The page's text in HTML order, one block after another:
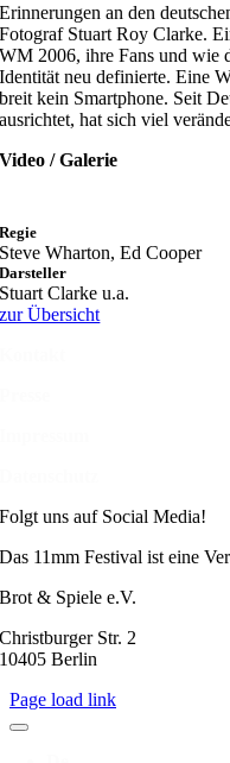
Erinnerungen an den
Fotograf Stuart Roy Clarke.
WM 2006, ihre Fans und wie
Identität neu definierte. Eine
breit kein Smartphone. Seit
ausrichtet, hat sich viel
Video / Galerie
Regie
Steve Wharton, Ed Cooper
Darsteller
Stuart Clarke u.a.
zur Übersicht
Folgt uns auf Social Media!
Das 11mm Festival ist eine
Brot & Spiele e.V.
Christburger Str. 2
10405 Berlin
Page load link